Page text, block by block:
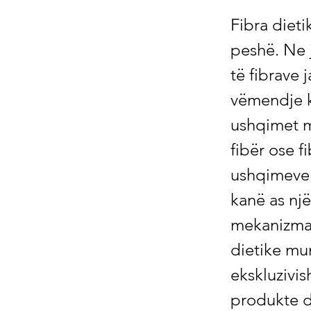
Fibra dietike parandalon sëmundjet dhe ju ndihmon të humbni peshë. Ne ju paraqesim fibrat më të mira, sqarojmë se cilat sasi të fibrave janë të shëndetshme dhe çfarë duhet t'i kushtoni vëmendje kur konsumoni fibra. Fibrat dietike gjenden vetëm në ushqimet me bazë bimore Fibra dietike nganjëherë quhet edhe fibër ose fibër bimore. Këto janë pjesët e patretshme të ushqimeve bimore. Gjitarët - dhe kështu edhe njerëzit - nuk kanë as një enzimë për tretjen e fibrave dietike dhe as mekanizmat e përshtatshëm të transportit me të cilët fibrat dietike mund të absorbohen. Fibrat dietike gjenden pothuajse ekskluzivisht në ushqimet me bazë bimore - në fruta, perime, produkte drithërash, bishtajore dhe arra. Ushqimet e kafshëve, nga ana tjetër, janë pothuajse pa fibra. Fibrat kanë kalori Për një kohë të gjatë, fibrat konsideroheshin si pa kalori. Supozohej se ato ishin të patretshme, domethënë që ato kalojnë nëpër traktin tretës dhe ekskretohen në jashtëqitje krejtësisht të pandryshuara. Por më pas u zbulua se disa baktere të zorrëve metabolizojnë disa fibra, duke prodhuar acide yndyrore që tani mund të absorbohen nga trupi dhe t'i japin atij energji - përkatësisht 2 kcal për gram fibër. Sidoqoftë, sasia e fibrave që mund të përdoret varet shumë nga përbërja e florës personale të zorrëve. Fibra Dietike: Efektet Shëndetësore Fibrat konsiderohen si një komponent i rëndësishëm i një diete të shëndetshme sepse kanë efekte të shumta pozitive në shëndet: Fibrat janë thelbësore për funksionimin e shëndetshëm të zorrëve - dhe meqenëse një zorrë e shëndetshme është një nga parakushtet më të rëndësishme